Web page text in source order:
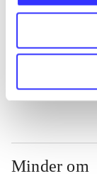
NHL (Pc)
Minder om